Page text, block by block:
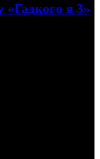
«Гадкого я 3»